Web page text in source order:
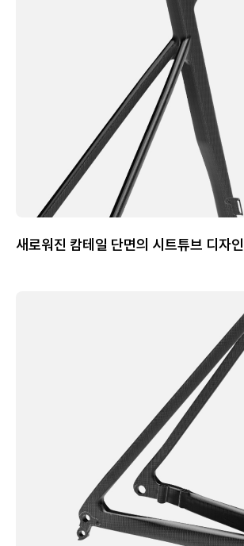
새로워진 캄테일 단면의 시트튜브 디자인